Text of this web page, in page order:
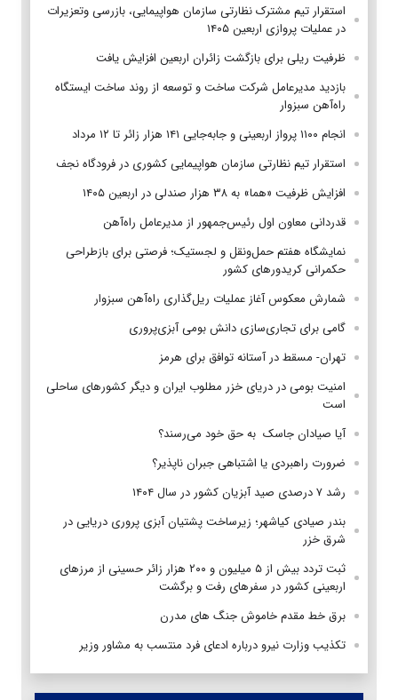
استقرار تیم مشترک نظارتی سازمان هواپیمایی، بازرسی وتعزیرات
در عملیات پروازی اربعین ۱۴۰۵
ظرفیت ریلی برای بازگشت زائران اربعین افزایش یافت
بازدید مدیرعامل شرکت ساخت و توسعه از روند ساخت ایستگاه
راه‌آهن سبزوار
انجام ۱۱۰۰ پرواز اربعینی و جابه‌جایی ۱۴۱ هزار زائر تا ۱۲ مرداد
استقرار تیم‌ نظارتی سازمان هواپیمایی کشوری در فرودگاه نجف
افزایش ظرفیت «هما» به ۳۸ هزار صندلی در اربعین ۱۴۰۵
قدردانی معاون اول رئیس‌جمهور از مدیرعامل راه‌آهن
نمایشگاه هفتم حمل‌ونقل و لجستیک؛ فرصتی برای بازطراحی
حکمرانی کریدورهای کشور
شمارش معکوس آغاز عملیات ریل‌گذاری راه‌آهن سبزوار
گامی برای تجاری‌سازی دانش بومی آبزی‌پروری
تهران- مسقط در آستانه توافق برای هرمز
امنیت بومی در دریای خزر مطلوب ایران و دیگر کشورهای ساحلی
است
آیا صیادان جاسک به حق خود می‌رسند؟
ضرورت راهبردی یا اشتباهی جبران ناپذیر؟
رشد ۷ درصدی صید آبزیان کشور در سال ۱۴۰۴
بندر صیادی کیاشهر؛ زیرساخت پشتیان آبزی پروری دریایی در
شرق خزر
ثبت تردد بیش از ۵ میلیون و ۲۰۰ هزار زائر حسینی از مرزهای
اربعینی کشور در سفرهای رفت و برگشت
برق خط مقدم خاموش جنگ های مدرن
تکذیب وزارت نیرو درباره ادعای فرد منتسب به مشاور وزیر